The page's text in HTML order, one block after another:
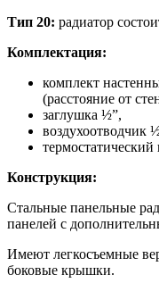
Тип 20: радиатор
Комплектация:
комплект
(расстояние от
заглушка ½”,
воздухоотводчик
термостатический
Конструкция:
Стальные панельные
панелей с
Имеют легкосъемные
боковые крышки.